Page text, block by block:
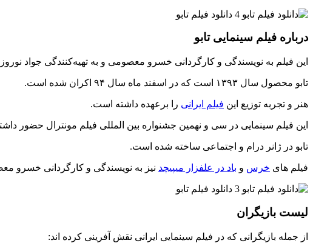
درباره فیلم سینمایی تابو
این فیلم به نویسندگی و کارگردانی خسرو معصومی و به تهیه‌کنندگی جواد
تابو محصول سال ۱۳۹۳ است که در اسفند ماه سال ۹۴ اکران شده است.
هنر و تجربه توزیع این فیلم ایرانی را برعهده داشته است.
این فیلم سینمایی در سی و نهمین جشنواره بین المللی فیلم مونترال حضور
تابو در ژانر درام و اجتماعی ساخته شده است.
فیلم های خرس و باد در علفزار میپیچد نیز به نویسندگی و کارگردانی خسرو
لیست بازیگران
از جمله بازیگرانی که در فیلم سینمایی ایرانی نقش آفرینی کرده اند: